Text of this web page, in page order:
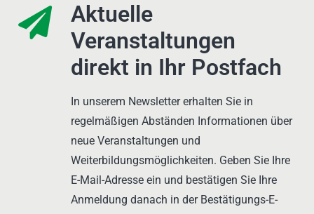
Aktuelle
Veranstaltungen
direkt in Ihr Postfach
In unserem Newsletter erhalten Sie in
regelmäßigen Abständen Informationen über
neue Veranstaltungen und
Weiterbildungsmöglichkeiten. Geben Sie Ihre
E-Mail-Adresse ein und bestätigen Sie Ihre
Anmeldung danach in der Bestätigungs-E-